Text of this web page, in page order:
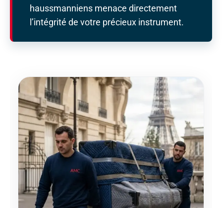
haussmanniens menace directement
l’intégrité de votre précieux instrument.